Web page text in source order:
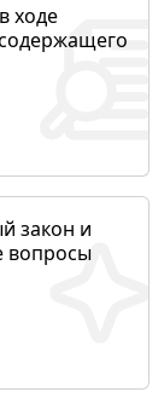
ходе
закон и
вопросы